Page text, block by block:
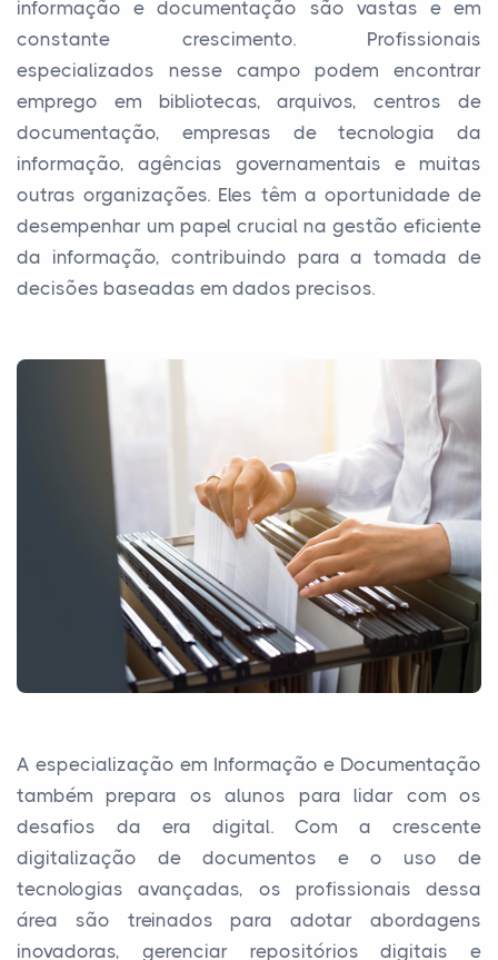
informação e documentação são vastas e em
constante crescimento. Profissionais
especializados nesse campo podem encontrar
emprego em bibliotecas, arquivos, centros de
documentação, empresas de tecnologia da
informação, agências governamentais e muitas
outras organizações. Eles têm a oportunidade de
desempenhar um papel crucial na gestão eficiente
da informação, contribuindo para a tomada de
decisões baseadas em dados precisos.
A especialização em Informação e Documentação
também prepara os alunos para lidar com os
desafios da era digital. Com a crescente
digitalização de documentos e o uso de
tecnologias avançadas, os profissionais dessa
área são treinados para adotar abordagens
inovadoras, gerenciar repositórios digitais e